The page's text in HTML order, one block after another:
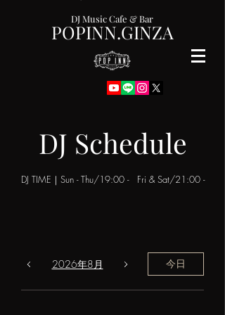
POPINN.GINZA
DJ Music Cafe & Bar
DJ Schedule
DJ TIME｜Sun - Thu/19:00 - Fri & Sat/21:00 -
2026年8月 今日